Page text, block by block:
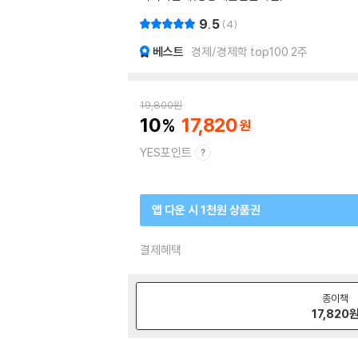
9.5 4
베스트 경제/경제학 top100 2주
19,800원
10 17,820
YES포인트
앱 다운 시 1천원 상품권
결제혜택
종이책
17,820